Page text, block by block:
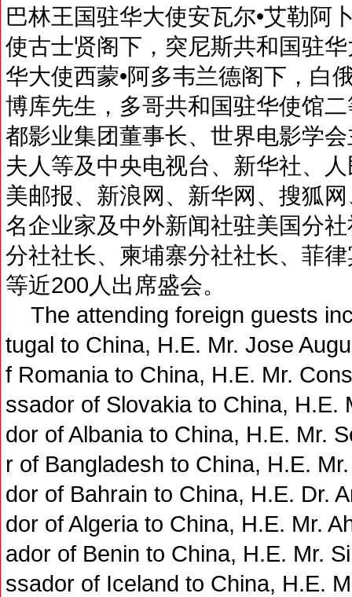
巴林王国驻华大使安瓦尔•艾勒阿
使古士贤阁下，突尼斯共和国驻
华大使西蒙•阿多韦兰德阁下，白
博库先生，多哥共和国驻华使馆
都影业集团董事长、世界电影学
夫人等及中央电视台、新华社、
美邮报、新浪网、新华网、搜狐
名企业家及中外新闻社驻美国分
分社社长、柬埔寨分社社长、菲
等近200人出席盛会。
The attending foreign guests
tugal to China, H.E. Mr. Jose
f Romania to China, H.E. Mr.
ssador of Slovakia to China, H.E.
dor of Albania to China, H.E. Mr.
r of Bangladesh to China, H.E.
dor of Bahrain to China, H.E. Dr.
dor of Algeria to China, H.E. Mr.
ador of Benin to China, H.E. Mr.
ssador of Iceland to China, H.E.